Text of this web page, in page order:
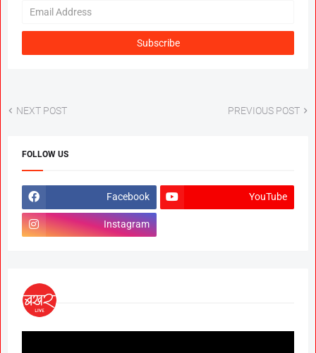
NEXT POST PREVIOUS POST
FOLLOW US
Facebook YouTube
Instagram